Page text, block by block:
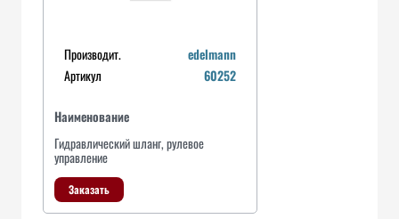
Производит.
edelmann
Артикул
60252
Наименование
Гидравлический шланг, рулевое
управление
Заказать